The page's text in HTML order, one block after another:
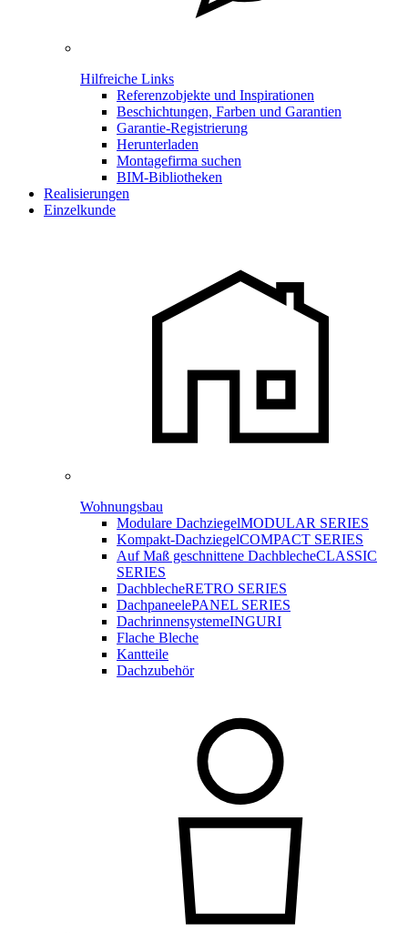
Hilfreiche Links
Referenzobjekte und Inspirationen
Beschichtungen, Farben und Garantien
Garantie-Registrierung
Herunterladen
Montagefirma suchen
BIM-Bibliotheken
Realisierungen
Einzelkunde
Wohnungsbau
Modulare DachziegelMODULAR SERIES
Kompakt-DachziegelCOMPACT SERIES
Auf Maß geschnittene DachblecheCLASSIC
SERIES
DachblecheRETRO SERIES
DachpaneelePANEL SERIES
DachrinnensystemeINGURI
Flache Bleche
Kantteile
Dachzubehör